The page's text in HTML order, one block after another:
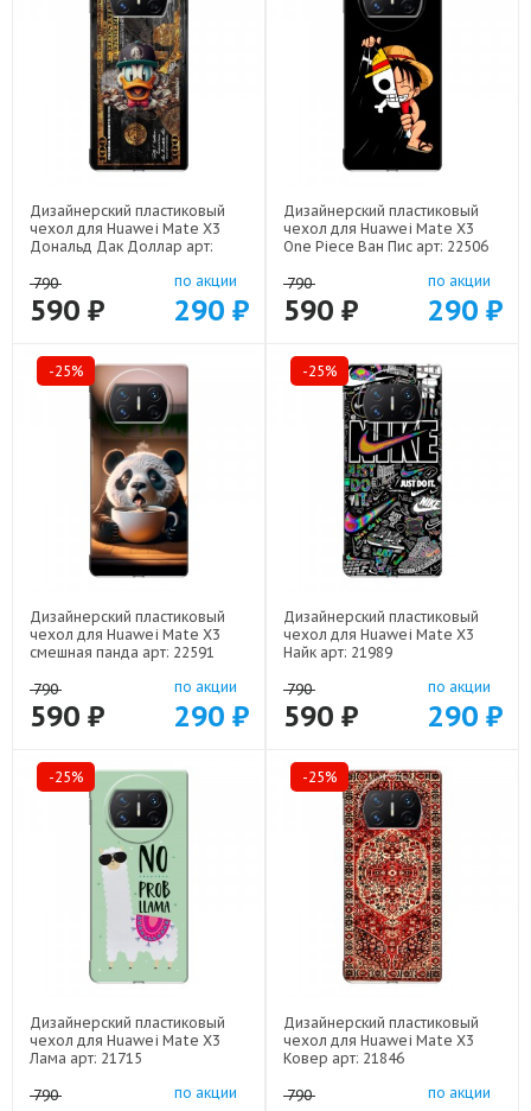
Дизайнерский пластиковый
чехол для Huawei Mate X3
Дональд Дак Доллар арт:
790
590 ₽
по акции
290 ₽
Дизайнерский пластиковый
чехол для Huawei Mate X3
One Piece Ван Пис арт: 22506
790
590 ₽
по акции
290 ₽
-25%
Дизайнерский пластиковый
чехол для Huawei Mate X3
смешная панда арт: 22591
790
590 ₽
по акции
290 ₽
-25%
Дизайнерский пластиковый
чехол для Huawei Mate X3
Найк арт: 21989
790
590 ₽
по акции
290 ₽
-25%
Дизайнерский пластиковый
чехол для Huawei Mate X3
Лама арт: 21715
790 по акции
-25%
Дизайнерский пластиковый
чехол для Huawei Mate X3
Ковер арт: 21846
790 по акции